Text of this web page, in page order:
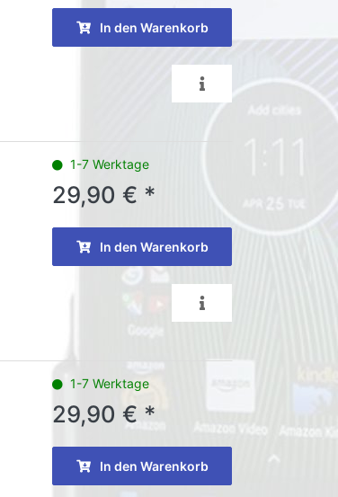
In den Warenkorb
1-7 Werktage
29,90 € *
In den Warenkorb
1-7 Werktage
29,90 € *
In den Warenkorb